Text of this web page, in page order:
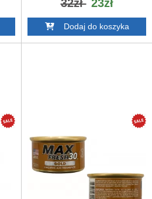
32zł 23zł
Dodaj do koszyka